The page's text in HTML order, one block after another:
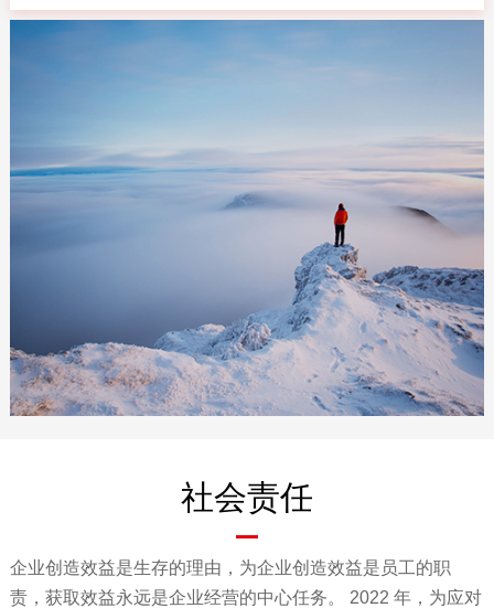
社会责任
企业创造效益是生存的理由，为企业创造效益是员工的职
责，获取效益永远是企业经营的中心任务。 2022 年，为应对